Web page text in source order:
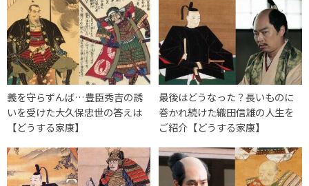
義を守らずんば…豊臣秀吉の誘
いを受けた大久保忠世の答えは
【どうする家康】
最後はどうなった？長いものに
巻かれ続けた織田信雄の人生を
ご紹介【どうする家康】